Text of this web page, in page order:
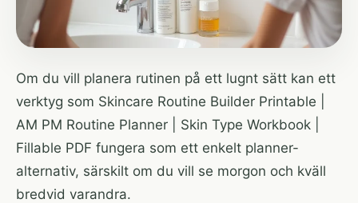
Om du vill planera rutinen på ett lugnt sätt kan ett
verktyg som Skincare Routine Builder Printable |
AM PM Routine Planner | Skin Type Workbook |
Fillable PDF fungera som ett enkelt planner-
alternativ, särskilt om du vill se morgon och kväll
bredvid varandra.